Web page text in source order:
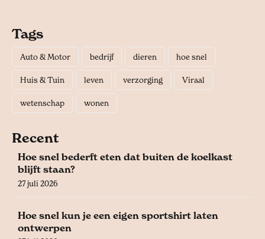
Tags
Auto & Motor bedrijf dieren hoe snel
Huis & Tuin leven verzorging Viraal
wetenschap wonen
Recent
Hoe snel bederft eten dat buiten de koelkast
blijft staan?
27 juli 2026
Hoe snel kun je een eigen sportshirt laten
ontwerpen